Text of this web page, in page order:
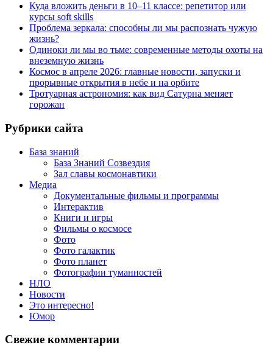
Куда вложить деньги в 10–11 классе: репетитор или
курсы soft skills
Проблема зеркала: способны ли мы распознать чужую
жизнь?
Одиноки ли мы во тьме: современные методы охоты на
внеземную жизнь
Космос в апреле 2026: главные новости, запуски и
прорывные открытия в небе и на орбите
Тротуарная астрономия: как вид Сатурна меняет
горожан
Рубрики сайта
База знаний
База Знаний Созвездия
Зал славы космонавтики
Медиа
Документальные фильмы и программы
Интерактив
Книги и игры
Фильмы о космосе
Фото
Фото галактик
Фото планет
Фотографии туманностей
НЛО
Новости
Это интересно!
Юмор
Свежие комментарии